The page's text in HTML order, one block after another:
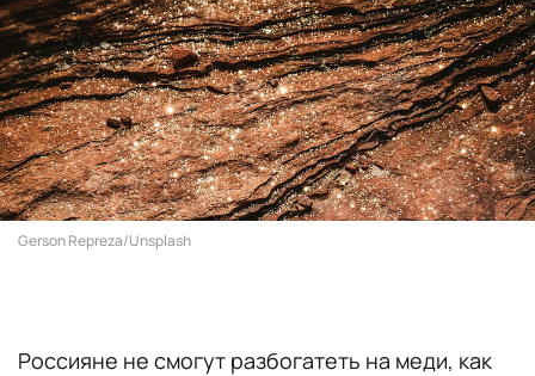
Gerson Repreza/Unsplash
Россияне не смогут разбогатеть на меди, как